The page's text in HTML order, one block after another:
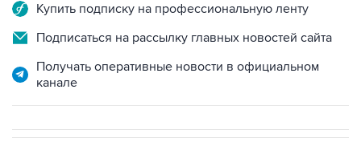
Купить подписку на профессиональную ленту
Подписаться на рассылку главных новостей сайта
Получать оперативные новости в официальном
канале